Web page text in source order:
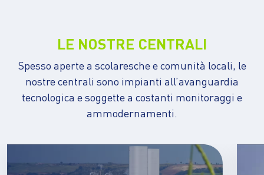
LE NOSTRE CENTRALI
Spesso aperte a scolaresche e comunità locali, le
nostre centrali sono impianti all’avanguardia
tecnologica e soggette a costanti monitoraggi e
ammodernamenti.